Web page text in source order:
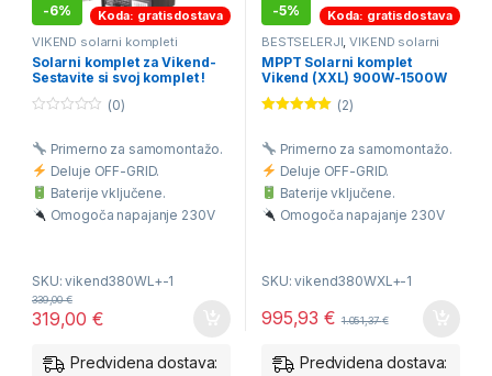
-6%
Koda: gratisdostava
VIKEND solarni kompleti
Solarni komplet za Vikend-
Sestavite si svoj komplet !
u
o
f
5
(0)
Primerno za samomontažo.
Deluje OFF-GRID.
Baterije vključene.
Omogoča napajanje 230V
dom.
SKU: vikend380WL+-1
319,00€
339,00€
Predvidena dostava:
-5%
Koda: gratisdostava
BESTSELERJI,VIKEND solarni
kompleti
MPPT Solarni komplet
Vikend (XXL) 900W-1500W
(2)
Primerno za samomontažo.
Deluje OFF-GRID.
Baterije vključene.
Omogoča napajanje 230V
dom.
1kWh/dan.
SKU: vikend380WXL+-1
995,93€ 1.051,37€
Predvidena dostava: